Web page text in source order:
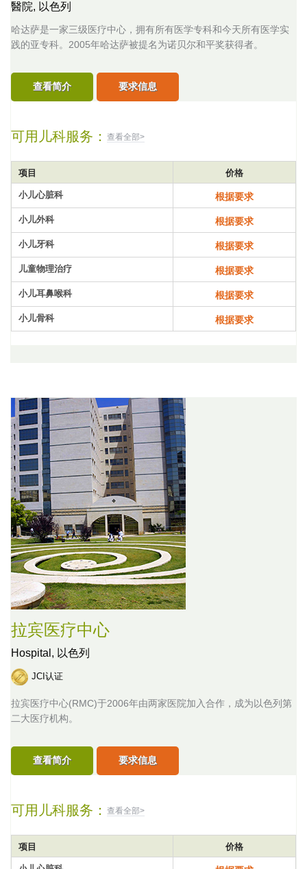
醫院, 以色列
哈达萨是一家三级医疗中心，拥有所有医学专科和今天所有医学实
践的亚专科。2005年哈达萨被提名为诺贝尔和平奖获得者。
查看简介 要求信息
可用儿科服务： 查看全部>
项目 价格
小儿心脏科 根据要求
小儿外科 根据要求
小儿牙科 根据要求
儿童物理治疗 根据要求
小儿耳鼻喉科 根据要求
小儿骨科 根据要求
拉宾医疗中心
Hospital, 以色列
JCI认证
拉宾医疗中心(RMC)于2006年由两家医院加入合作，成为以色列第
二大医疗机构。
查看简介 要求信息
可用儿科服务： 查看全部>
项目 价格